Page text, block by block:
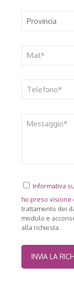
Informativa
ho preso visione
trattamento dei
modulo e
alla richiesta.